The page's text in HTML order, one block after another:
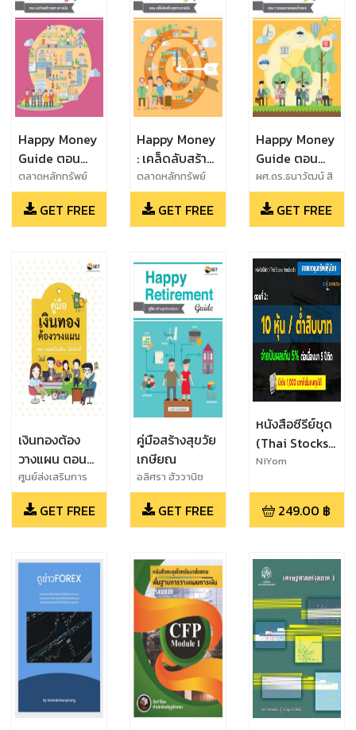
Happy Money
Guide ตอน
องค์กรสร้างสุข
ทางการเงิน
ตลาดหลักทรัพย์
แห่งประเทศไทย
GET FREE
Happy Money
: เคล็ดลับสร้าง
สุขทางการเงิน
ตลาดหลักทรัพย์
แห่งประเทศไทย
GET FREE
Happy Money
Guide ตอน
วางแผนการ
ออมสม่ำเสมอ
ผศ.ดร.ธนาวัฒน์ สิ
ริวัฒน์ธนกุล
GET FREE
เงินทองต้อง
วางแผน ตอน
มนุษย์เงินเดือน
ก็มั่งคั่งได้
ศูนย์ส่งเสริมการ
พัฒนาความรู้ตลาด
ทุน
GET FREE
คู่มือสร้างสุขวัย
เกษียณ
อลิศรา ฮัววานิช
GET FREE
หนังสือซีรีย์ชุด
(Thai Stocks
Handbook)
ขุมทรัพย์หุ้น
ไทย ตอนที่ 2 :
บาท จ่ายปันผล
เกิน 5% ต่อ
เนื่องมา 5 ปีติด
NiYom
249.00 ฿